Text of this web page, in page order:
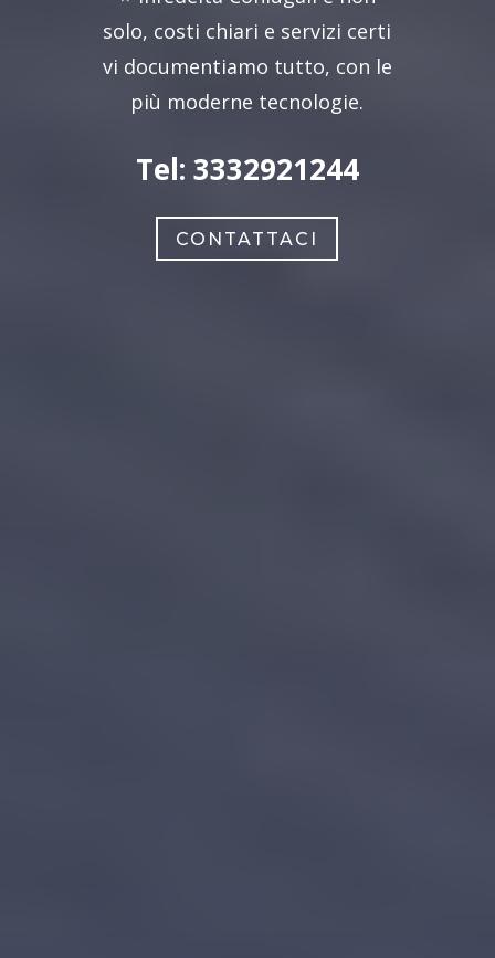
solo, costi chiari e servizi certi
vi documentiamo tutto, con le
più moderne tecnologie.
Tel: 3332921244
CONTATTACI